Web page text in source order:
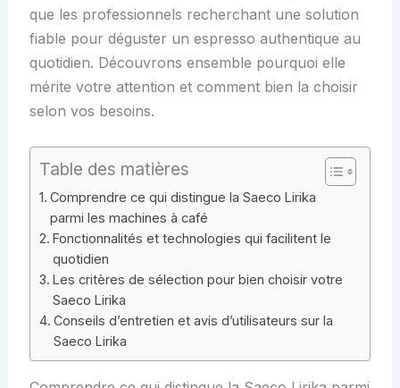
que les professionnels recherchant une solution
fiable pour déguster un espresso authentique au
quotidien. Découvrons ensemble pourquoi elle
mérite votre attention et comment bien la choisir
selon vos besoins.
Table des matières
Comprendre ce qui distingue la Saeco Lirika
parmi les machines à café
Fonctionnalités et technologies qui facilitent le
quotidien
Les critères de sélection pour bien choisir votre
Saeco Lirika
Conseils d’entretien et avis d’utilisateurs sur la
Saeco Lirika